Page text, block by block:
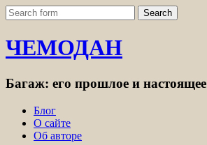
ЧЕМОДАН
Багаж: его прошлое и настоящее
Блог
О сайте
Об авторе